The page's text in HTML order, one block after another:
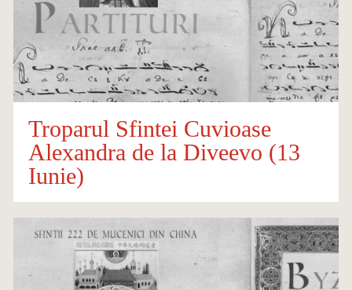
Troparul Sfintei Cuvioase
Alexandra de la Diveevo (13
Iunie)